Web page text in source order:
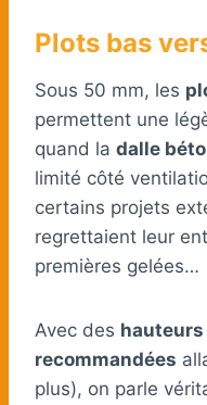
Plots bas
Sous 50 mm, les
permettent une
quand la dalle
limité côté
certains projets
regrettaient leur
premières gelées…
Avec des
recommandées
plus), on parle